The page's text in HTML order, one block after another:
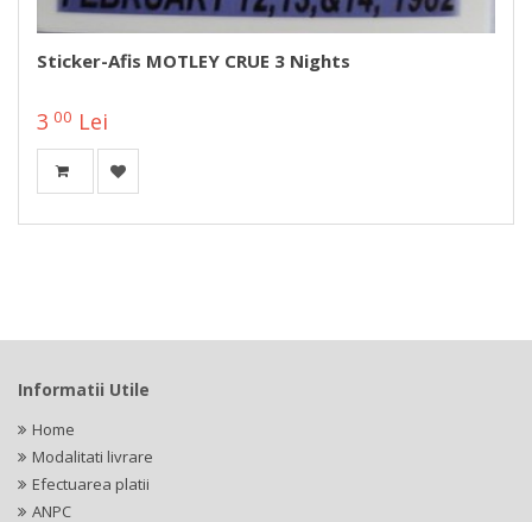
Sticker-Afis MOTLEY CRUE 3 Nights
3 00 Lei
Informatii Utile
Home
Modalitati livrare
Efectuarea platii
ANPC